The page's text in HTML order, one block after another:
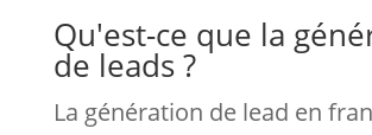
Qu'est-ce que la
de leads ?
La génération de lead en